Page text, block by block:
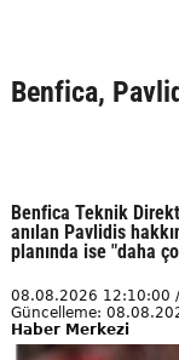
Benfica,
Benfica Teknik
anılan Pavlidis
planında ise "daha
08.08.2026 12:10:00 /
Güncelleme:
Haber Merkezi